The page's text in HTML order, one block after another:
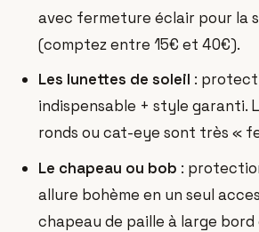
avec fermeture éclair pour la
(comptez entre 15€ et 40€).
Les lunettes de soleil :
indispensable + style garanti.
ronds ou cat-eye sont très «
Le chapeau ou bob :
allure bohème en un seul
chapeau de paille à large bord